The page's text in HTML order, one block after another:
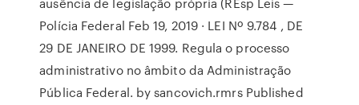
Polícia Federal Feb 19, 2019 · LEI Nº 9.784 , DE
29 DE JANEIRO DE 1999. Regula o processo
administrativo no âmbito da Administração
Pública Federal. by sancovich.rmrs Published